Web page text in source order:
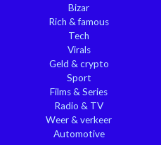
Bizar
Rich & famous
Tech
Virals
Geld & crypto
Sport
Films & Series
Radio & TV
Weer & verkeer
Automotive